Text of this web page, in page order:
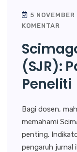
5
KOMENTAR
(SJR):
Peneliti
Bagi dosen,
memahami
penting.
pengaruh jurnal